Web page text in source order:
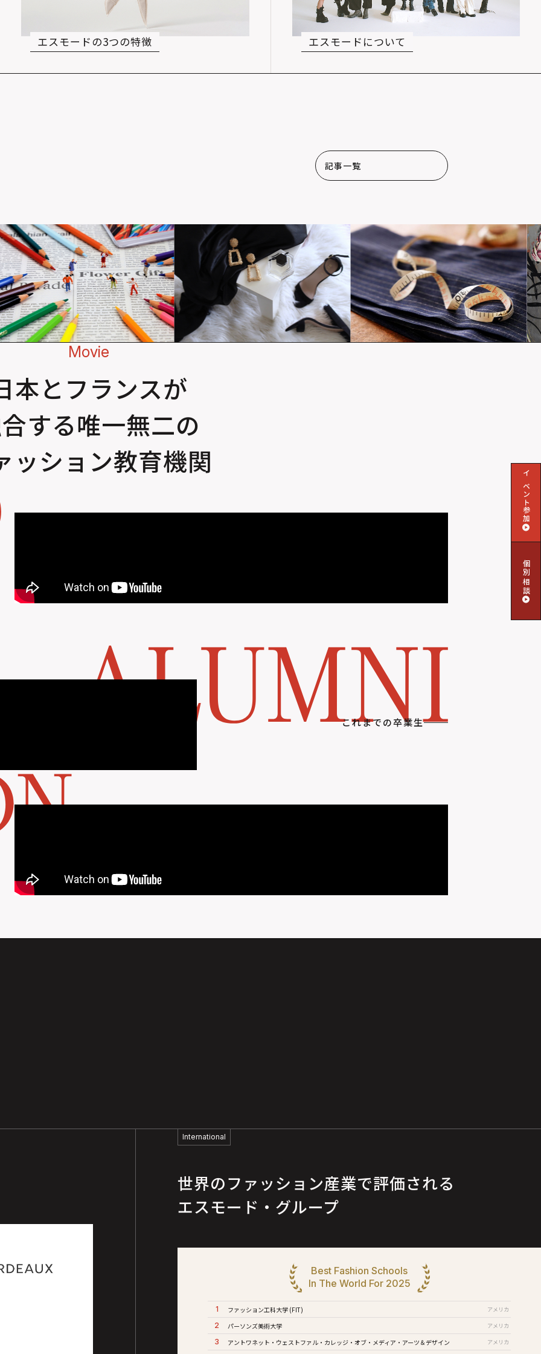
エスモードの3つの特徴 エスモードについて
記事一覧
Movie
本とフランスが
する唯一無二の
ッション教育機関
これまでの卒業生
International
世界のファッション産業で評価される
エスモード・グループ
Best Fashion Schools
In The World For 2025
1 ファッション工科大学 (FIT) アメリカ
2 パーソンズ美術大学 アメリカ
3 アントワネット・ウェストファル・カレッジ・オブ・メディア・アーツ＆デザイン アメリカ
イベント参加
個別相談